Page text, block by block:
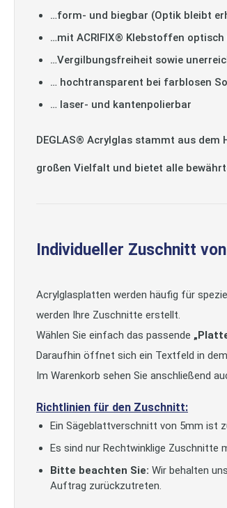
…form- und biegbar (Optik bleibt
…mit ACRIFIX® Klebstoffen
…Vergilbungsfreiheit sowie
… hochtransparent bei farblosen
… laser- und kantenpolierbar
DEGLAS® Acrylglas stammt aus
großen Vielfalt und bietet alle
Individueller Zuschnitt
Acrylglasplatten werden häufig für
werden Ihre Zuschnitte erstellt.
Wählen Sie einfach das passende
Daraufhin öffnet sich ein Textfeld in
Im Warenkorb sehen Sie anschließend
Richtlinien für den Zuschnitt:
Ein Sägeblattverschnitt von 5mm ist
Es sind nur Rechtwinklige Zuschnitte
Bitte beachten Sie: Wir behalten
Auftrag zurückzutreten.